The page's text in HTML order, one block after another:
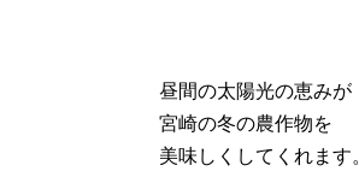
昼間の太陽光の恵みが
宮崎の冬の農作物を
美味しくしてくれます。